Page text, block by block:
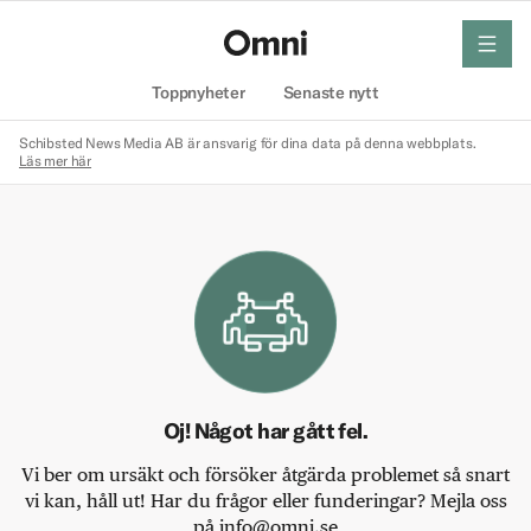
Toppnyheter Senaste nytt
meny
Schibsted News Media AB är ansvarig för dina data på denna webbplats.
Läs mer här
Oj! Något har gått fel.
Vi ber om ursäkt och försöker åtgärda problemet så snart
vi kan, håll ut! Har du frågor eller funderingar? Mejla oss